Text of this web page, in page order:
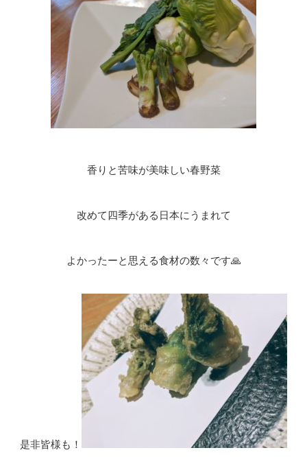
香りと苦味が美味しい春野菜
改めて四季がある日本にうまれて
よかったーと思える食材の数々です🙏
是非皆様も！